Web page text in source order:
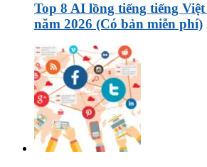
Top 8 AI lồng tiếng tiếng
năm 2026 (Có bản miễn phí)